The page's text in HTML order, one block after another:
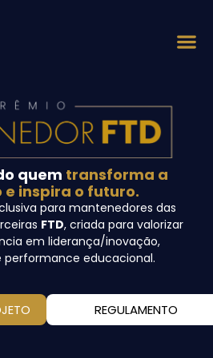
quem transforma a
e inspira o futuro.
para mantenedores das
FTD, criada para valorizar
em liderança/inovação,
educacional.
REGULAMENTO